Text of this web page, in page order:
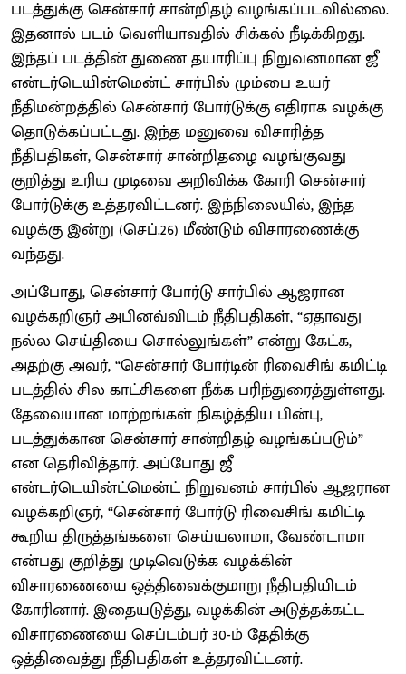
படத்துக்கு சென்சார் சான்றிதழ் வழங்கப்படவில்லை.
இதனால் படம் வெளியாவதில் சிக்கல் நீடிக்கிறது.
இந்தப் படத்தின் துணை தயாரிப்பு நிறுவனமான ஜீ
என்டர்டெயின்மென்ட் சார்பில் மும்பை உயர்
நீதிமன்றத்தில் சென்சார் போர்டுக்கு எதிராக வழக்கு
தொடுக்கப்பட்டது. இந்த மனுவை விசாரித்த
நீதிபதிகள், சென்சார் சான்றிதழை வழங்குவது
குறித்து உரிய முடிவை அறிவிக்க கோரி சென்சார்
போர்டுக்கு உத்தரவிட்டனர். இந்நிலையில், இந்த
வழக்கு இன்று (செப்.26) மீண்டும் விசாரணைக்கு
வந்தது.
அப்போது, சென்சார் போர்டு சார்பில் ஆஜரான
வழக்கறிஞர் அபினவ்விடம் நீதிபதிகள், “ஏதாவது
நல்ல செய்தியை சொல்லுங்கள்” என்று கேட்க,
அதற்கு அவர், “சென்சார் போர்டின் ரிவைசிங் கமிட்டி
படத்தில் சில காட்சிகளை நீக்க பரிந்துரைத்துள்ளது.
தேவையான மாற்றங்கள் நிகழ்த்திய பின்பு,
படத்துக்கான சென்சார் சான்றிதழ் வழங்கப்படும்”
என தெரிவித்தார். அப்போது ஜீ
என்டர்டெயின்ட்மென்ட் நிறுவனம் சார்பில் ஆஜரான
வழக்கறிஞர், “சென்சார் போர்டு ரிவைசிங் கமிட்டி
கூறிய திருத்தங்களை செய்யலாமா, வேண்டாமா
என்பது குறித்து முடிவெடுக்க வழக்கின்
விசாரணையை ஒத்திவைக்குமாறு நீதிபதியிடம்
கோரினார். இதையடுத்து, வழக்கின் அடுத்தக்கட்ட
விசாரணையை செப்டம்பர் 30-ம் தேதிக்கு
ஒத்திவைத்து நீதிபதிகள் உத்தரவிட்டனர்.